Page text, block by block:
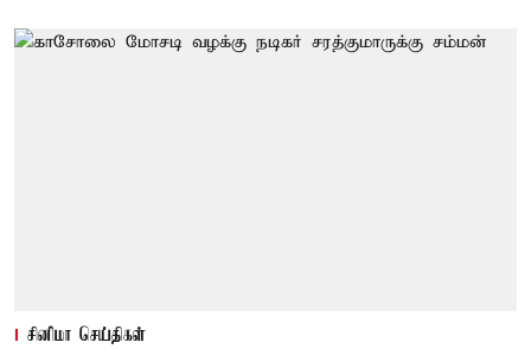
சினிமா செய்திகள்